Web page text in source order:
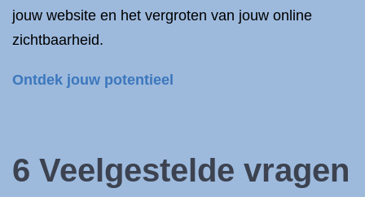
jouw website en het vergroten van jouw online
zichtbaarheid.
Ontdek jouw potentieel
6 Veelgestelde vragen